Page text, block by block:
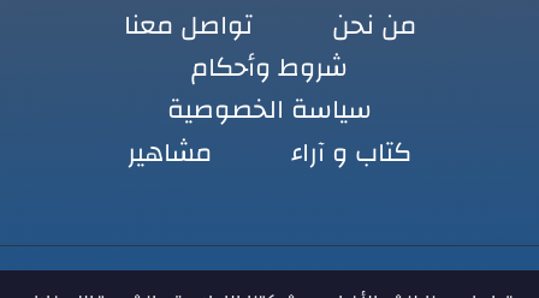
من نحن
تواصل معنا
شروط وأحكام
سياسة الخصوصية
كتاب و آراء
مشاهير